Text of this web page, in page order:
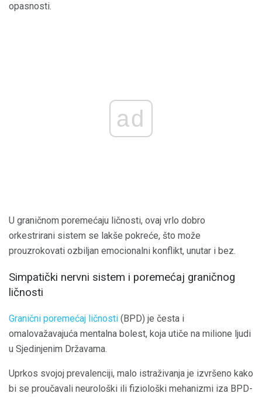
opasnosti.
ad
U graničnom poremećaju ličnosti, ovaj vrlo dobro
orkestrirani sistem se lakše pokreće, što može
prouzrokovati ozbiljan emocionalni konflikt, unutar i bez.
Simpatički nervni sistem i poremećaj graničnog
ličnosti
Granični poremećaj ličnosti (BPD) je česta i
omalovažavajuća mentalna bolest, koja utiče na milione ljudi
u Sjedinjenim Državama.
Uprkos svojoj prevalenciji, malo istraživanja je izvršeno kako
bi se proučavali neurološki ili fiziološki mehanizmi iza BPD-